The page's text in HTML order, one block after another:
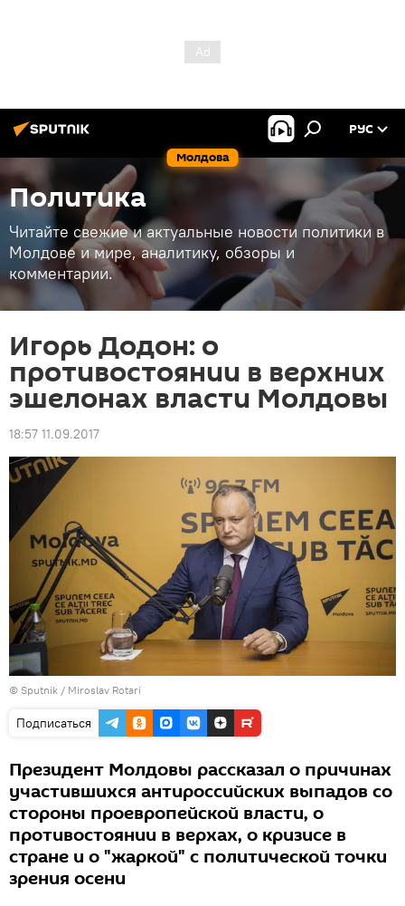
Молдова
РУС
Политика
Читайте свежие и актуальные новости политики в
Молдове и мире, аналитику, обзоры и
комментарии.
Игорь Додон: о
противостоянии в верхних
эшелонах власти Молдовы
18:57 11.09.2017
© Sputnik / Miroslav Rotari
Подписаться
Президент Молдовы рассказал о причинах
участившихся антироссийских выпадов со
стороны проевропейской власти, о
противостоянии в верхах, о кризисе в
стране и о "жаркой" с политической точки
зрения осени